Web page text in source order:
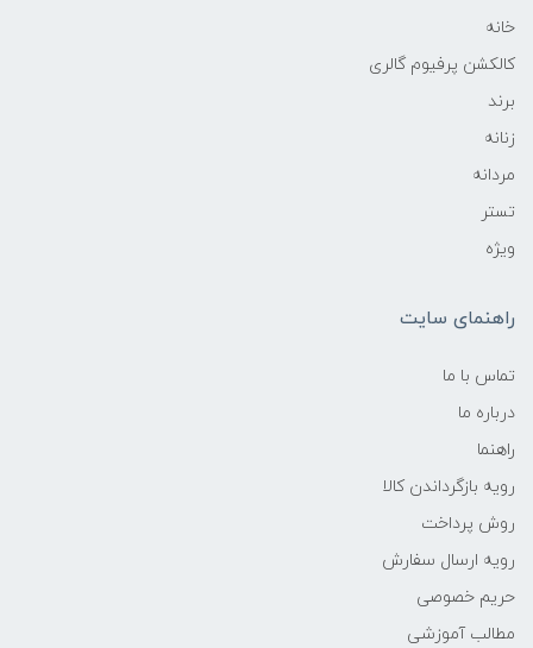
خانه
کالکشن پرفیوم گالری
برند
زنانه
مردانه
تستر
ویژه
راهنمای سایت
تماس با ما
درباره ما
راهنما
رویه‌ بازگرداندن کالا
روش پرداخت
رویه ارسال سفارش
حریم خصوصی
مطالب آموزشی